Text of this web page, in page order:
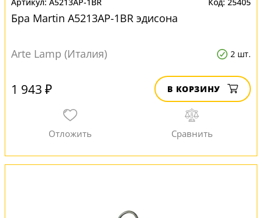
Бра Martin A5213AP-1BR эдисона
Arte Lamp (Италия) 2 шт.
1 943 ₽ В КОРЗИНУ